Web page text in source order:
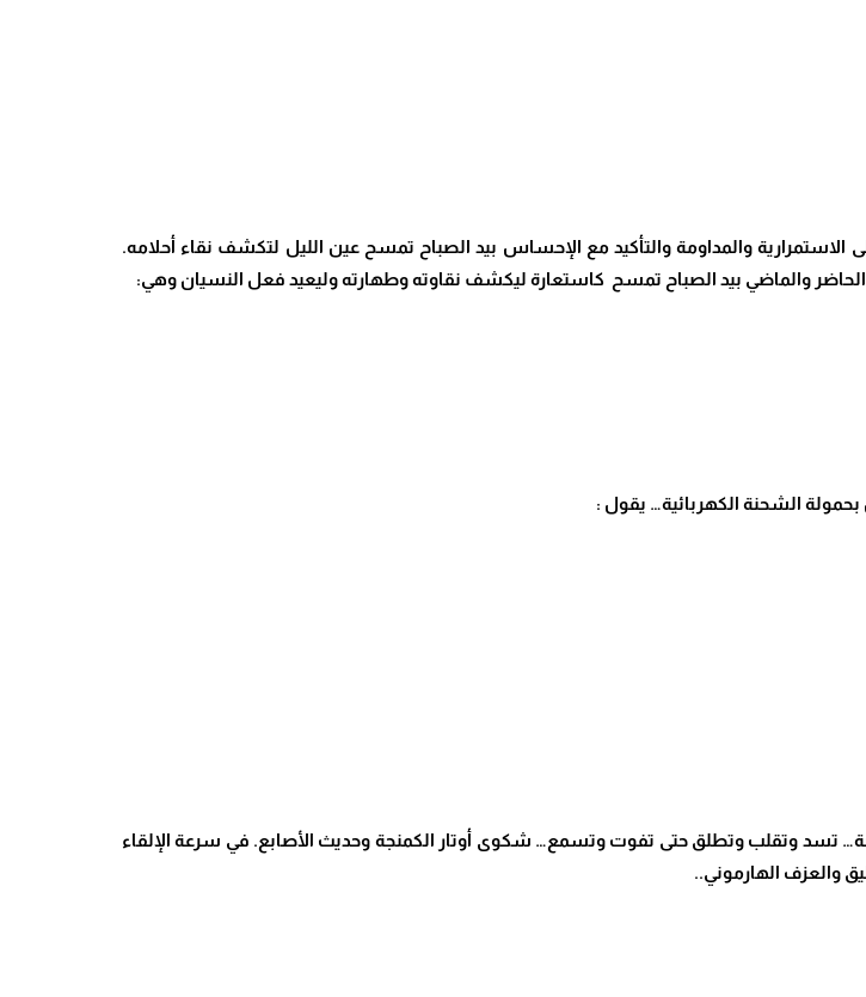
والمداومة والتأكيد مع الإحساس بيد الصباح تمسح عين الليل لتكشف نقاء أحلامه.
والماضي بيد الصباح تمسح كاستعارة ليكشف نقاوته وطهارته وليعيد فعل النسيان وهي:
الشحنة الكهربائية… يقول :
وتقلب وتطلق حتى تفوت وتسمع… شكوى أوتار الكمنجة وحديث الأصابع. في سرعة الإلقاء
والعزف الهارموني..